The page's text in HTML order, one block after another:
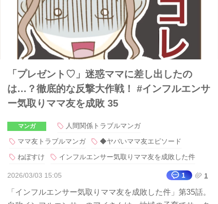
「プレゼント♡」迷惑ママに差し出したの
は…？徹底的な反撃大作戦！ #インフルエンサ
ー気取りママ友を成敗 35
マンガ
人間関係トラブルマンガ
ママ友トラブルマンガ
◆ヤバいママ友エピソード
ねぼすけ
インフルエンサー気取りママ友を成敗した件
2026/03/03 15:05 1 1
「インフルエンサー気取りママ友を成敗した件」第35話。